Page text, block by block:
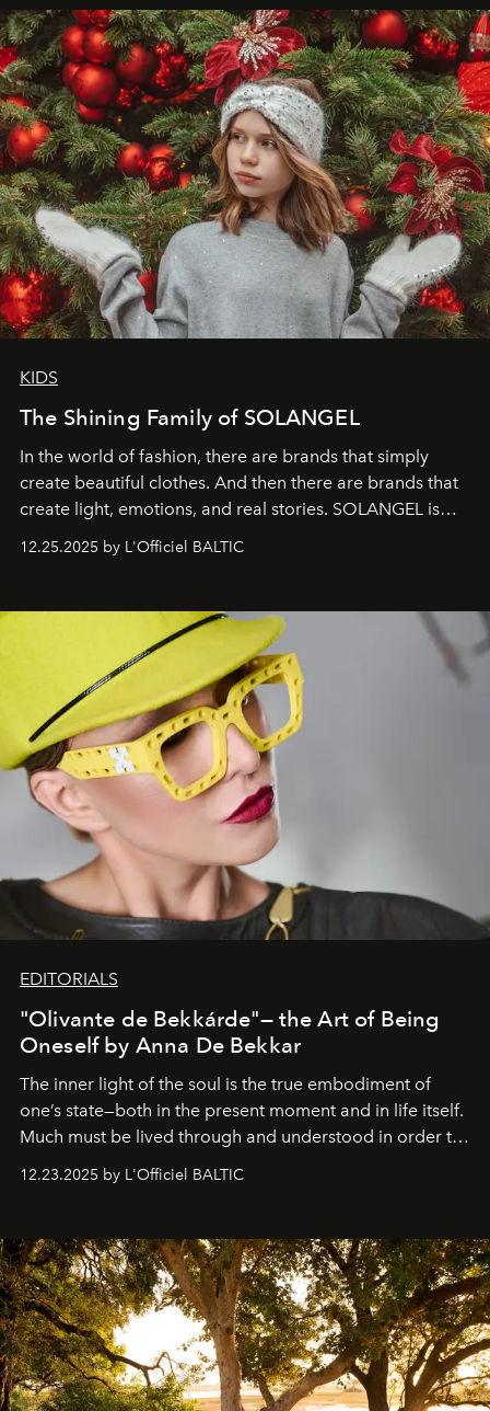
elegance is not hidden by darkness but revealed
through clarity, movement, and presence."
KIDS
The Shining Family of SOLANGEL
In the world of fashion, there are brands that simply
create beautiful clothes. And then there are brands that
create light, emotions, and real stories. SOLANGEL is
12.25.2025 by L'Officiel BALTIC
EDITORIALS
"Olivante de Bekkárde"— the Art of Being
Oneself by Anna De Bekkar
The inner light of the soul is the true embodiment of
one’s state—both in the present moment and in life itself.
Much must be lived through and understood in order to
everyone sees at once, not everyone understands
away. Time is essential, for beneath countless irresistible
masks, something truly beautiful hides modestly, without
seeking attention. To perceive the real essence, one
needs the art of reinterpretation. We have named this
look "Olivante".
12.23.2025 by L'Officiel BALTIC